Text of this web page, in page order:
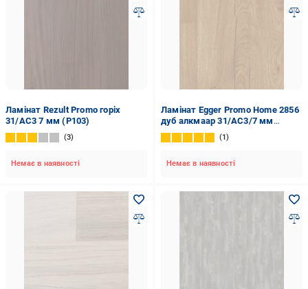
Ламінат Rezult Promo горіх
31/AC3 7 мм (P103)
3
Немає в наявності
Ламінат Egger Promo Home 2856
дуб алкмаар 31/AC3/7 мм
(1500743)
1
Немає в наявності